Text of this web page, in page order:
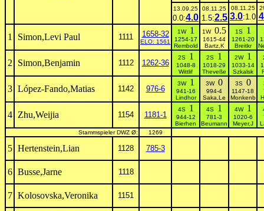
13.09.25
0.0:4.0
08.11.25
1.5:2.5
08.11.25
3.0:1.0
1 Simon,Levi Paul 1111 1658-32
ELO: 1561
1W 1
1254-17
Rembold
1W 0.5
1615-44
Bartz,K
1S 1
1261-20
Breitkr
2 Simon,Benjamin 1112 1262-36
2S 1
1048-8
Wittlif
2S 1
1018-29
Theveße
2W 1
1033-14
Szkalsk
3 López-Fando,Matias 1142 976-6
3W 1
941-16
Lindhor
3W 0
994-4
Saka,Le
3S 0
1147-18
Monkenb
4 Zhu,Weijia 1154 1181-1
4S 1
944-12
Bierhen
4S 1
781-3
Beumann
4W 1
1020-6
Meyer,J
Stammspieler DWZ Ø:
1269
5 Hertenstein,Lian 1128 785-3
6 Busse,Jarne 1118
7 Kolosovska,Veronika 1151